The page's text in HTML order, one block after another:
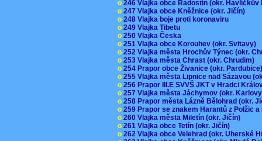
o 246 Vlajka obce Radostín (okr.
o 247 Vlajka obce Kněžnice (okr. Jičín)
o 248 Vlajka boje proti koronaviru
o 249 Vlajka Tibetu
o 250 Vlajka Česka
o 251 Vlajka obce Korouhev (okr. Svitavy)
o 252 Vlajka města Hrochův Týnec (okr.
o 253 Vlajka města Chrast (okr. Chrudim)
o 254 Prapor obce Živanice (okr.
o 255 Vlajka města Lipnice nad Sázavou
o 256 Prapor III.E SVVŠ JKT v Hradci
o 257 Vlajka města Jáchymov (okr.
o 258 Prapor města Lázně Bělohrad (okr.
o 259 Prapor se znakem Harantů z Polžic
o 260 Vlajka města Miletín (okr. Jičín)
o 261 Vlajka obce Tetín (okr. Jičín)
o 262 Vlajka obce Velehrad (okr. Uherské